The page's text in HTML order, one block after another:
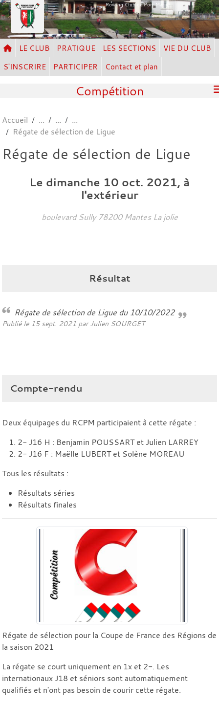
Rowing Club de Port Marly
LE CLUB PRATIQUE LES SECTIONS
VIE DU CLUB
S'INSCRIRE
PARTICIPER Contact et plan
Compétition
Accueil
Régate de sélection de Ligue
Régate de sélection de Ligue
Le dimanche 10 oct. 2021, à
l'extérieur
boulevard Sully 78200 Mantes La jolie
Résultat
Régate de sélection de Ligue du 10/10/2022
Publié le 15 sept. 2021 par Julien SOURGET
Compte-rendu
Deux équipages du RCPM participaient à cette régate :
2- J16 H : Benjamin POUSSART et Julien LARREY
2- J16 F : Maëlle LUBERT et Solène MOREAU
Tous les résultats :
Résultats séries
Résultats finales
Régate de sélection pour la Coupe de France des Régions de
la saison 2021
La régate se court uniquement en 1x et 2-. Les
internationaux J18 et séniors sont automatiquement
qualifiés et n'ont pas besoin de courir cette régate.
Panneau de gestion des cookies